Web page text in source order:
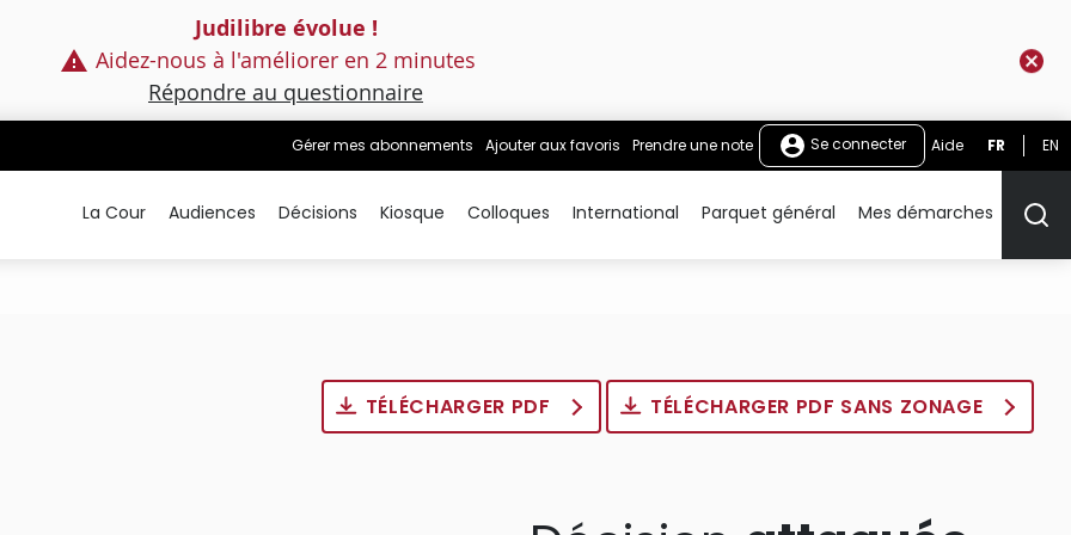
Judilibre évolue !
Aidez-nous à l'améliorer en 2 minutes
Répondre au questionnaire
Gérer mes abonnements Ajouter aux favoris Prendre une note Se connecter Aide FR EN
La Cour Audiences Décisions Kiosque Colloques International Parquet général Mes démarches
TÉLÉCHARGER PDF TÉLÉCHARGER PDF SANS ZONAGE